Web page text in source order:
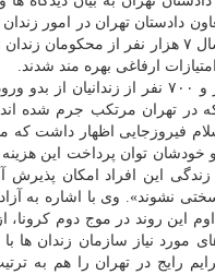
وی با اشاره به اینکه ۵ هزار و
فیروزجایی اظهار داشت که
و خودشان توان پرداخت این
این افراد امکان پذیرش
این روند در موج دوم
مورد نیاز سازمان زندان
رایج در تهران را هم به